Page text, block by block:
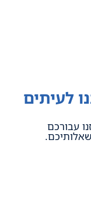
לעיתים
עבורכם